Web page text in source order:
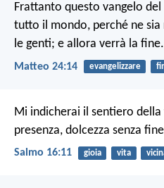
Frattanto questo vangelo
tutto il mondo, perché ne
le genti; e allora verrà la fine.
Matteo 24:14 evangelizzare
Mi indicherai il sentiero della
presenza, dolcezza senza
Salmo 16:11 gioia vita